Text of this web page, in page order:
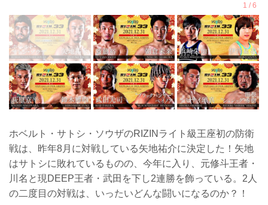
ホベルト・サトシ・ソウザのRIZINライト級王座初の防衛
戦は、昨年8月に対戦している矢地祐介に決定した！矢地
はサトシに敗れているものの、今年に入り、元修斗王者・
川名と現DEEP王者・武田を下し2連勝を飾っている。2人
の二度目の対戦は、いったいどんな闘いになるのか？！